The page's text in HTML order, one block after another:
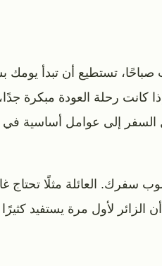
صباحًا، تستطيع أن تبدأ
رحلة العودة مبكرة جدًا،
السفر إلى عوامل أساسية في
سفرك. العائلة مثلًا تحتاج
الزائر لأول مرة يستفيد